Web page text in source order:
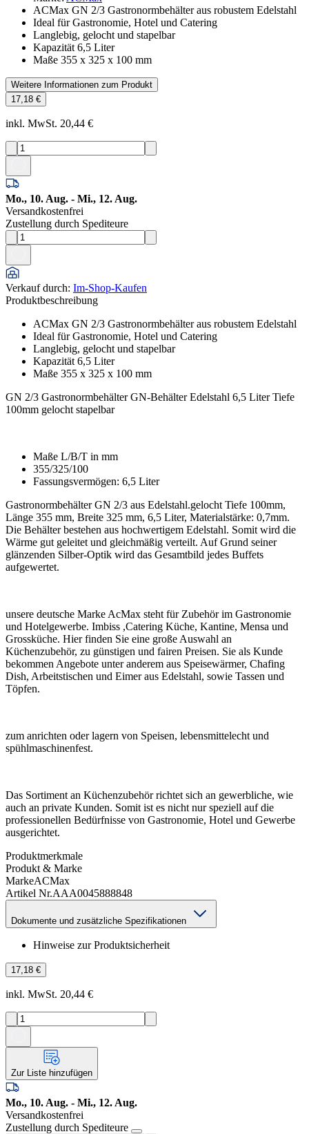
ACMax GN 2/3 Gastronormbehälter aus robustem Edelstahl
Ideal für Gastronomie, Hotel und Catering
Langlebig, gelocht und stapelbar
Kapazität 6,5 Liter
Maße 355 x 325 x 100 mm
Weitere Informationen zum Produkt
17,18 €
inkl. MwSt. 20,44 €
Mo., 10. Aug. - Mi., 12. Aug.
Versandkostenfrei
Zustellung durch Spediteure
Verkauf durch: Im-Shop-Kaufen
Produktbeschreibung
ACMax GN 2/3 Gastronormbehälter aus robustem Edelstahl
Ideal für Gastronomie, Hotel und Catering
Langlebig, gelocht und stapelbar
Kapazität 6,5 Liter
Maße 355 x 325 x 100 mm
GN 2/3 Gastronormbehälter GN-Behälter Edelstahl 6,5 Liter Tiefe
100mm gelocht stapelbar
Maße L/B/T in mm
355/325/100
Fassungsvermögen: 6,5 Liter
Gastronormbehälter GN 2/3 aus Edelstahl.gelocht Tiefe 100mm,
Länge 355 mm, Breite 325 mm, 6,5 Liter, Materialstärke: 0,7mm.
Die Behälter bestehen aus hochwertigem Edelstahl. Somit wird die
Wärme gut geleitet und gleichmäßig verteilt. Auf Grund seiner
glänzenden Silber-Optik wird das Gesamtbild jedes Buffets
aufgewertet.
unsere deutsche Marke AcMax steht für Zubehör im Gastronomie
und Hotelgewerbe. Imbiss ,Catering Küche, Kantine, Mensa und
Grossküche. Hier finden Sie eine große Auswahl an
Küchenzubehör, zu günstigen und fairen Preisen. Sie als Kunde
bekommen Angebote unter anderem aus Speisewärmer, Chafing
Dish, Arbeitstischen und Eimer aus Edelstahl, sowie Tassen und
Töpfen.
zum anrichten oder lagern von Speisen, lebensmittelecht und
spühlmaschinenfest.
Das Sortiment an Küchenzubehör richtet sich an gewerbliche, wie
auch an private Kunden. Somit ist es nicht nur speziell auf die
professionellen Bedürfnisse von Gastronomie, Hotel und Gewerbe
ausgerichtet.
Produktmerkmale
Produkt & Marke
MarkeACMax
Artikel Nr.AAA0045888848
Dokumente und zusätzliche Spezifikationen
Hinweise zur Produktsicherheit
17,18 €
inkl. MwSt. 20,44 €
Zur Liste hinzufügen
Mo., 10. Aug. - Mi., 12. Aug.
Versandkostenfrei
Zustellung durch Spediteure